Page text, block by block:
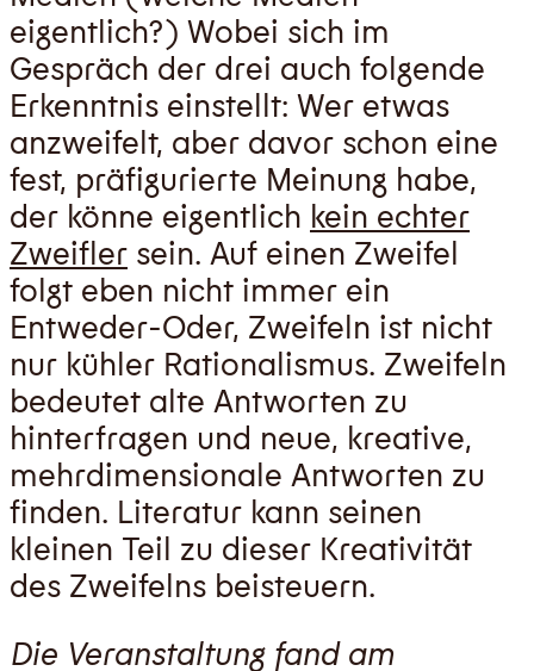
eigentlich?) Wobei sich im
Gespräch der drei auch folgende
Erkenntnis einstellt: Wer etwas
anzweifelt, aber davor schon eine
fest, präfigurierte Meinung habe,
der könne eigentlich kein echter
Zweifler sein. Auf einen Zweifel
folgt eben nicht immer ein
Entweder-Oder, Zweifeln ist nicht
nur kühler Rationalismus. Zweifeln
bedeutet alte Antworten zu
hinterfragen und neue, kreative,
mehrdimensionale Antworten zu
finden. Literatur kann seinen
kleinen Teil zu dieser Kreativität
des Zweifelns beisteuern.
Die Veranstaltung fand am